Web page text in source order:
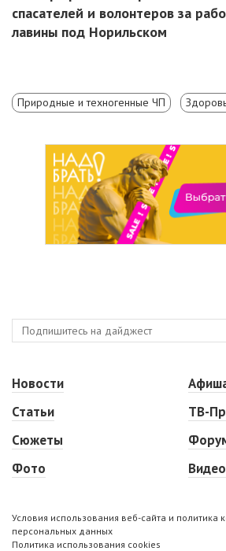
спасателей и волонтеров за
лавины под Норильском
Природные и техногенные ЧП
Новости
Статьи
Сюжеты
Фото
ТВ-
Видео
Условия использования веб-сайта и политика
персональных данных
Политика использования cookies